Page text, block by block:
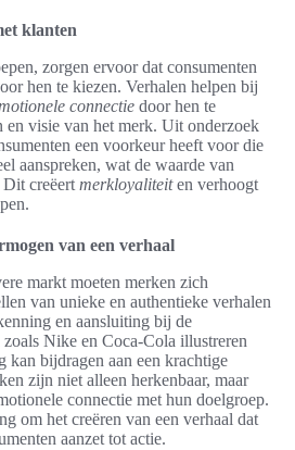
klanten
zorgen ervoor dat consumenten
hen te kiezen. Verhalen helpen bij
connectie door hen te
en visie van het merk. Uit onderzoek
een voorkeur heeft voor die
aanspreken, wat de waarde van
creëert merkloyaliteiten verhoogt
van een verhaal
markt moeten merken zich
van unieke en authentieke verhalen
en aansluiting bij de
Nike en Coca-Cola illustreren
kan bijdragen aan een krachtige
zijn niet alleen herkenbaar, maar
connectie met hun doelgroep.
om het creëren van een verhaal dat
aanzet tot actie.